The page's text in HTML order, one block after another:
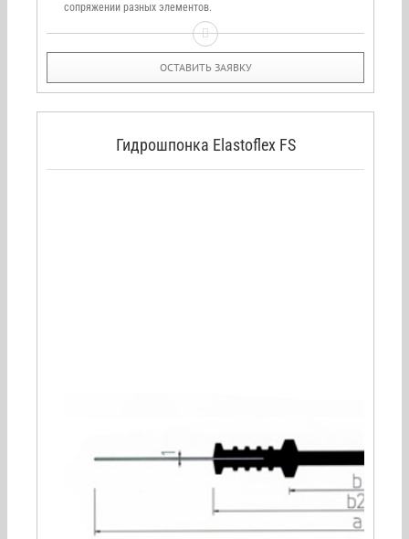
сопряжении разных элементов.
ОСТАВИТЬ ЗАЯВКУ
Гидрошпонка Elastoflex FS